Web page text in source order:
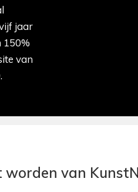
jaar
150%
van
van